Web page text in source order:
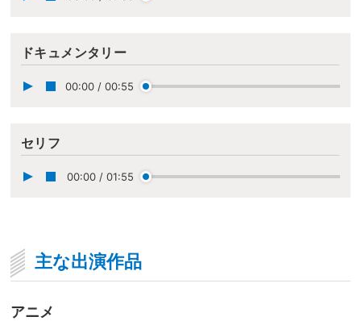
ドキュメンタリー
00:00 / 00:55
セリフ
00:00 / 01:55
主な出演作品
アニメ